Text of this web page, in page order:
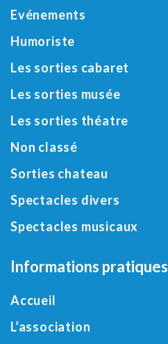
Evénements
Humoriste
Les sorties cabaret
Les sorties musée
Les sorties théatre
Non classé
Sorties chateau
Spectacles divers
Spectacles musicaux
Informations pratiques
Accueil
L’association